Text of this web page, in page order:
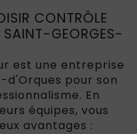
CONTRÔLE
SAINT-GEORGES-
est une entreprise
pour son
En
équipes, vous
avantages :